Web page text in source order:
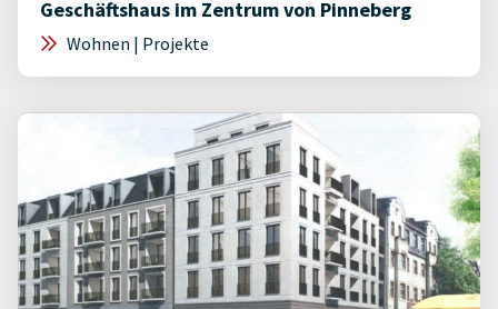
Geschäftshaus im Zentrum von Pinneberg
Wohnen | Projekte